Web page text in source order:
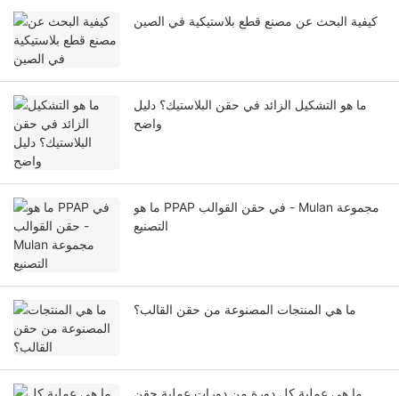
كيفية البحث عن مصنع قطع بلاستيكية في الصين
ما هو التشكيل الزائد في حقن البلاستيك؟ دليل
واضح
ما هو PPAP في حقن القوالب - Mulan مجموعة
التصنيع
ما هي المنتجات المصنوعة من حقن القالب؟
ما هي عملية كل دورة من دورات عملية حقن